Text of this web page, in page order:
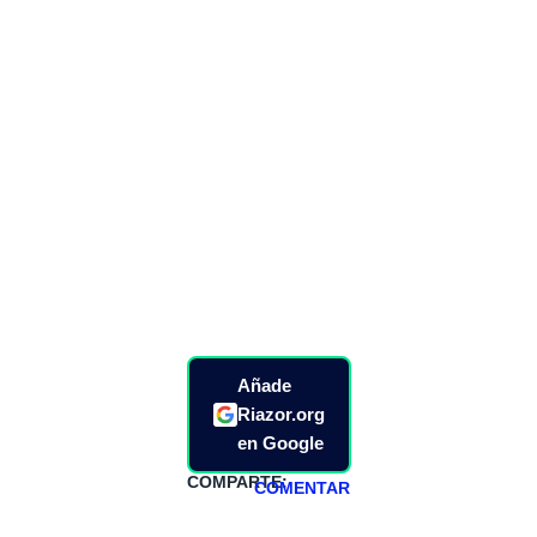
Añade
Riazor.org
en Google
COMPARTE:COMENTAR